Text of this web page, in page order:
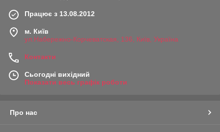
Працює з 13.08.2012
м. Київ
ул.Набережно-Корчеватская, 136, Київ, Україна
Контакти
Сьогодні вихідний
Показати весь графік роботи
Про нас